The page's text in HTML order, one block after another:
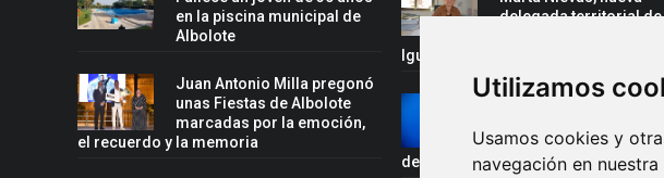
Utilizamos
Usamos cookies y
navegación en
en la piscina municipal de
Albolote
Juan Antonio Milla pregonó
unas Fiestas de Albolote
marcadas por la emoción,
el recuerdo y la memoria
delegada territorial de
Igualdad de la Junta en Granada
Rafael Cano,
el Campeonato del
de Gimnasia Acrobática